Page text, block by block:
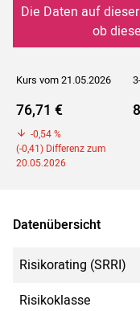
Die Daten auf
ob
Kurs vom 21.05.2026
76,71 €
-0,54 %
(-0,41) Differenz zum
20.05.2026
Datenübersicht
Risikorating (SRRI)
Risikoklasse